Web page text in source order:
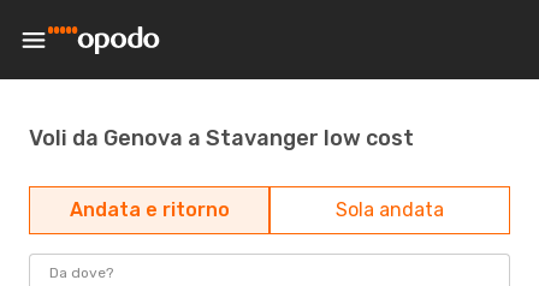
Voli da Genova a Stavanger low cost
Andata e ritorno Sola andata
Da dove?